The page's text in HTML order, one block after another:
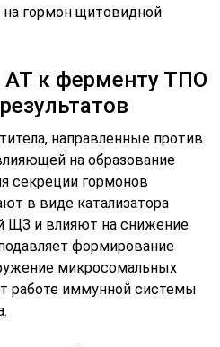
на гормон щитовидной
АТ к ферменту ТПО
направленные против
на образование
секреции гормонов
в виде катализатора
ЩЗ и влияют на снижение
формирование
микросомальных
работе иммунной системы